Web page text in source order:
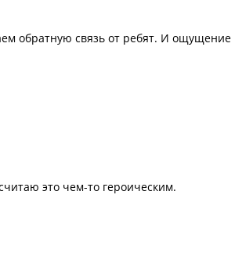
обратную связь от ребят. И ощущение
это чем-то героическим.